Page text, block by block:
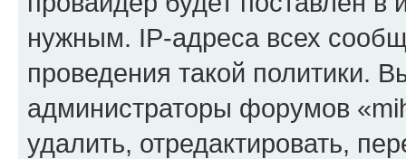
нужным. IP-адреса всех
проведения такой политики.
администраторы форумов
удалить, отредактировать,